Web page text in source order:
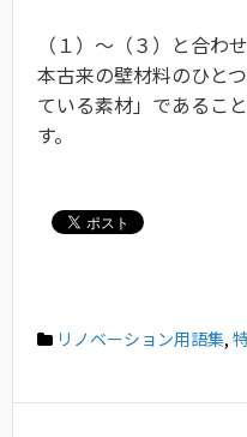
（１）〜（３）と合わ
本古来の壁材料のひと
ている素材」であるこ
す。
リノベーション用語集,